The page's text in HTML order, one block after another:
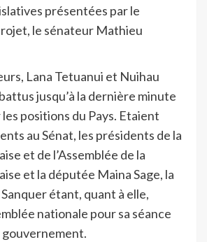
présentées par le
le sénateur Mathieu
Lana Tetuanui et Nuihau
jusqu’à la dernière minute
positions du Pays. Etaient
au Sénat, les présidents de la
et de l’Assemblée de la
et la députée Maina Sage, la
étant, quant à elle,
nationale pour sa séance
gouvernement.